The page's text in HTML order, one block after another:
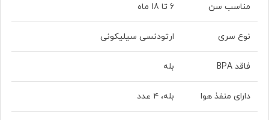
مناسب سن 6 تا 18 ماه
نوع سری ارتودنسی سیلیکونی
فاقد BPA بله
دارای منفذ هوا بله، ۴ عدد